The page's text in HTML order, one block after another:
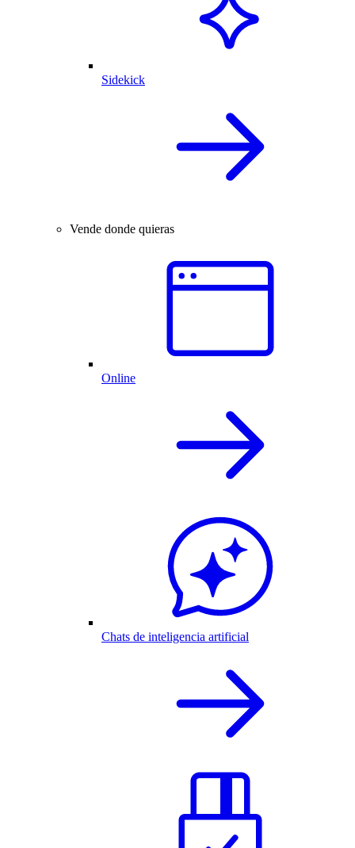
Sidekick
Vende donde quieras
Online
Chats de inteligencia artificial